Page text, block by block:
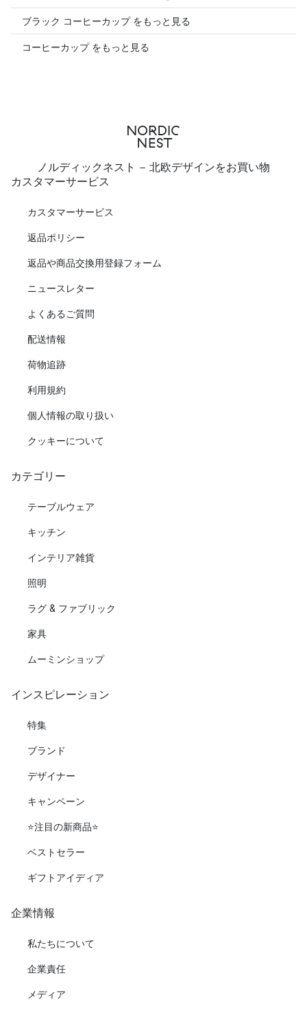
ブラック コーヒーカップ をもっと見る
コーヒーカップ をもっと見る
ノルディックネスト - 北欧デザインをお買い物
カスタマーサービス
カスタマーサービス
返品ポリシー
返品や商品交換用登録フォーム
ニュースレター
よくあるご質問
配送情報
荷物追跡
利用規約
個人情報の取り扱い
クッキーについて
カテゴリー
テーブルウェア
キッチン
インテリア雑貨
照明
ラグ & ファブリック
家具
ムーミンショップ
インスピレーション
特集
ブランド
デザイナー
キャンペーン
⭐️注目の新商品⭐️
ベストセラー
ギフトアイディア
企業情報
私たちについて
企業責任
メディア